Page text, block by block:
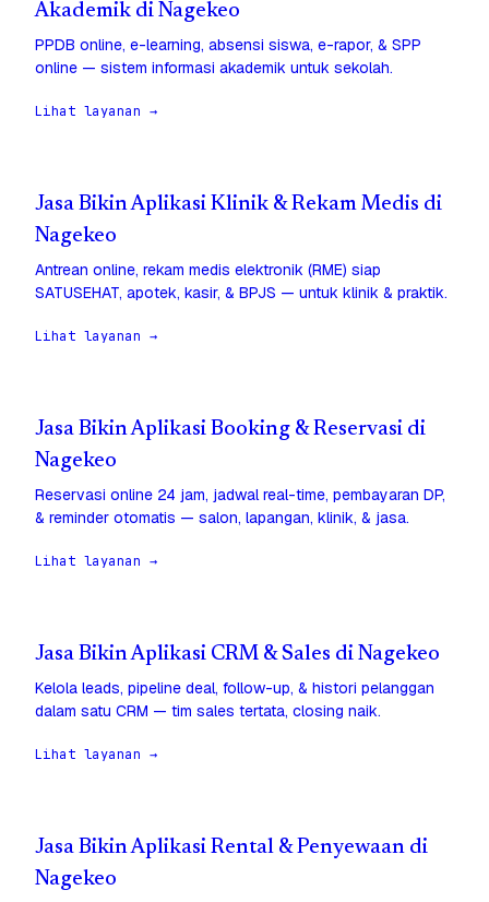
Akademik di Nagekeo
PPDB online, e-learning, absensi siswa, e-rapor, & SPP
online — sistem informasi akademik untuk sekolah.
Lihat layanan →
Jasa Bikin Aplikasi Klinik & Rekam Medis di
Nagekeo
Antrean online, rekam medis elektronik (RME) siap
SATUSEHAT, apotek, kasir, & BPJS — untuk klinik & praktik.
Lihat layanan →
Jasa Bikin Aplikasi Booking & Reservasi di
Nagekeo
Reservasi online 24 jam, jadwal real-time, pembayaran DP,
& reminder otomatis — salon, lapangan, klinik, & jasa.
Lihat layanan →
Jasa Bikin Aplikasi CRM & Sales di Nagekeo
Kelola leads, pipeline deal, follow-up, & histori pelanggan
dalam satu CRM — tim sales tertata, closing naik.
Lihat layanan →
Jasa Bikin Aplikasi Rental & Penyewaan di
Nagekeo